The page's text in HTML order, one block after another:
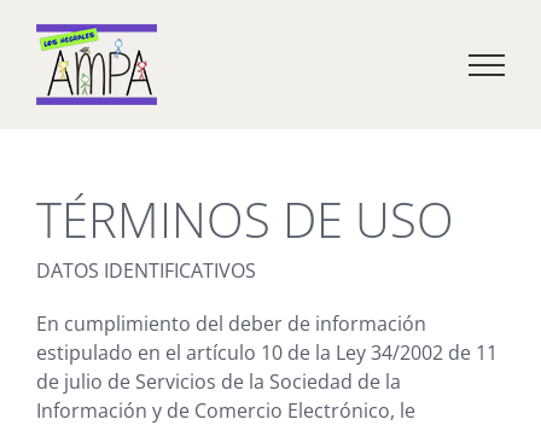
contenido
TÉRMINOS DE USO
DATOS IDENTIFICATIVOS
En cumplimiento del deber de información
estipulado en el artículo 10 de la Ley 34/2002 de 11
de julio de Servicios de la Sociedad de la
Información y de Comercio Electrónico, le